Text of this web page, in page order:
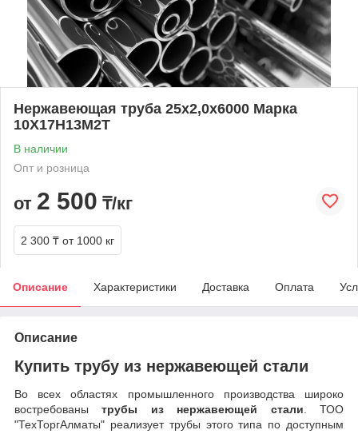
Нержавеющая труба 25х2,0х6000 Марка
10Х17Н13М2Т
В наличии
Опт и розница
от 2 500 ₸/кг
2 300 ₸ от 1000 кг
Описание Характеристики Доставка Оплата
Описание
Купить трубу из нержавеющей стали
Во всех областях промышленного производства широко
востребованытрубы из нержавеющей стали. ТОО
"ТехТоргАлматы" реализует трубы этого типа по доступным